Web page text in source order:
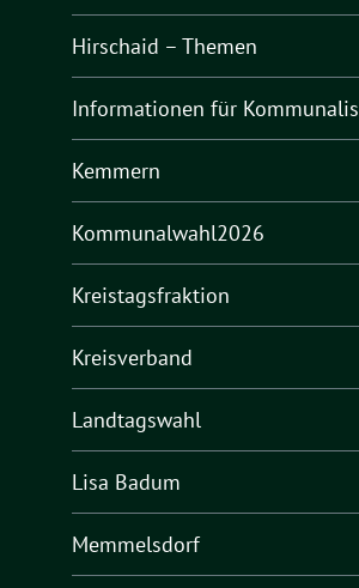
Hirschaid – Themen
Informationen für Kommunalis
Kemmern
Kommunalwahl2026
Kreistagsfraktion
Kreisverband
Landtagswahl
Lisa Badum
Memmelsdorf